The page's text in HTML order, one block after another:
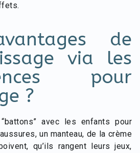
de
via les
pour
?
avec les enfants pour
un manteau, de la crème
qu’ils rangent leurs jeux,